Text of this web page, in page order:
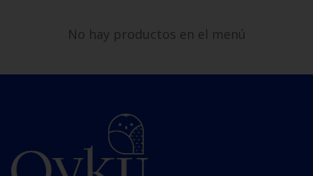
No hay productos en el menú